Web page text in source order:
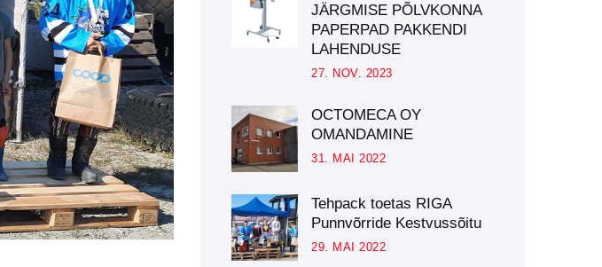
JÄRGMISE PÕLVKONNA
PAPERPAD PAKKENDI
LAHENDUSE
27. NOV. 2023
OCTOMECA OY
OMANDAMINE
31. MAI 2022
Tehpack toetas RIGA
Punnvõrride Kestvussõitu
29. MAI 2022